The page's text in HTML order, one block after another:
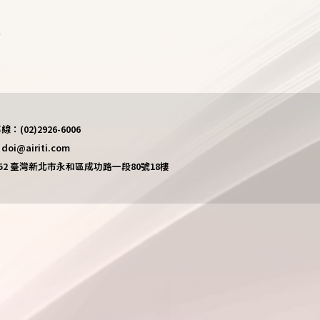
：(02)2926-6006
doi@airiti.com
臺灣新北市永和區成功路一段80號18樓